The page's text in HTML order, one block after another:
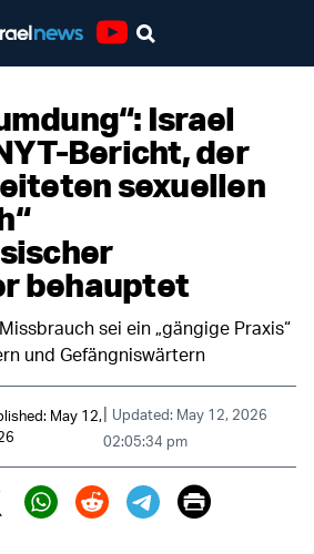
Israel
Bericht, der
sexuellen
behauptet
sei ein „gängige Praxis“
und Gefängniswärtern
May 12,| Updated: May 12, 2026
02:05:34 pm
(X)
Print